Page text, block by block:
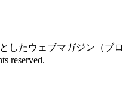
したウェブマガジン（ブロ
reserved.